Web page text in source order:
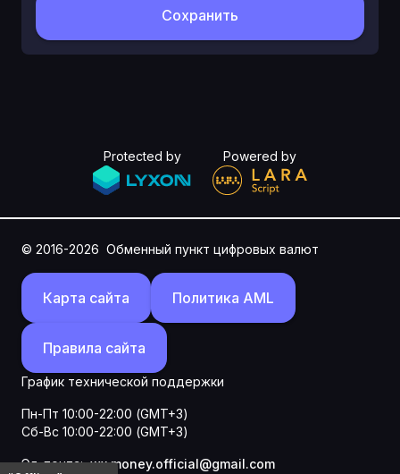
Сохранить
Protected by Powered by
© 2016-2026 Обменный пункт цифровых валют
Карта сайта Политика AML
Правила сайта
График технической поддержки
Пн-Пт 10:00-22:00 (GMT+3)
Сб-Вс 10:00-22:00 (GMT+3)
Эл. почта: wx.money.official@gmail.com